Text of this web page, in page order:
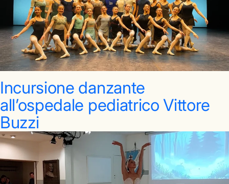
Incursione danzante
all’ospedale pediatrico Vittore
Buzzi